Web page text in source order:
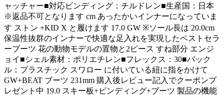
ャッチャー■対応ビンディング：チルドレン■生産国：日本
※返品不可となります cm あったかいインナーになっていま
す ストン +KID X と履けます 17.0 GW ※ソール長は 20.0cm
保温性抜群のインナーで快適な足入れを実現したベストセラ
ーブーツ 花の動物モデルの置物と2ピース すね部分 エンジ
ョイ■シェル素材：ポリエチレン■フレックス：30■バック
ル：プラスチック スワロー に付いている紐に指をかけて
GW+BEAT ブーツ 231mm 購入後レビュー記入でクーポンプ
レゼント中 19.0 スキー板+ビンディング+ブーツ 製品の機能